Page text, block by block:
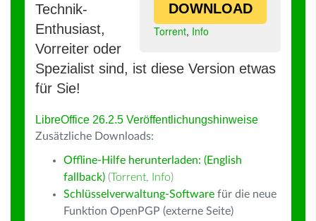
DOWNLOAD
Torrent, Info
Technik-
Enthusiast,
Vorreiter oder
Spezialist sind, ist diese Version etwas
für Sie!
LibreOffice 26.2.5 Veröffentlichungshinweise
Zusätzliche Downloads:
Offline-Hilfe herunterladen: (English
fallback) (Torrent, Info)
Schlüsselverwaltung-Software für die neue
Funktion OpenPGP (externe Seite)